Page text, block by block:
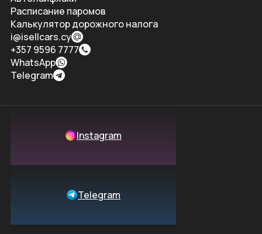
Расписание паромов
Калькулятор дорожного налога
i@isellcars.cy
+357 9596 7777
WhatsApp
Telegram
Instagram
Telegram